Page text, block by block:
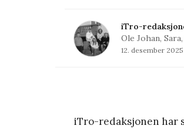
iTro-
Ole Johan,
12. desember 2025
iTro-redaksjonen har